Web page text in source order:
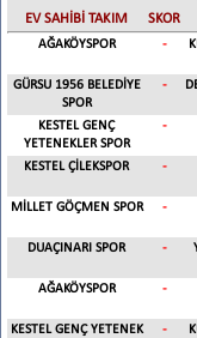
EV SAHİBİ TAKIM SKOR
AĞAKÖYSPOR
-
GÜRSU 1956 BELEDİYE
SPOR
-
KESTEL GENÇ
YETENEKLER SPOR
-
KESTEL ÇİLEKSPOR -
MİLLET GÖÇMEN SPOR -
DUAÇINARI SPOR -
AĞAKÖYSPOR -
KESTEL GENÇ YETENEK -